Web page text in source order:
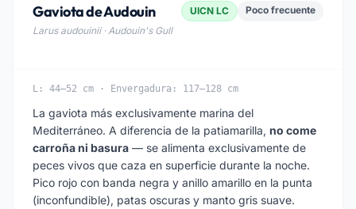
Gaviota de Audouin
Larus audouinii · Audouin's Gull
UICN LC Poco frecuente
L: 44–52 cm · Envergadura: 117–128 cm
La gaviota más exclusivamente marina del
Mediterráneo. A diferencia de la patiamarilla, no come
carroña ni basura — se alimenta exclusivamente de
peces vivos que caza en superficie durante la noche.
Pico rojo con banda negra y anillo amarillo en la punta
(inconfundible), patas oscuras y manto gris suave.